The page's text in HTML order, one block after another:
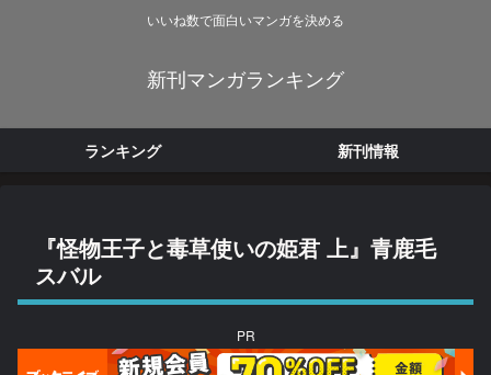
いいね数で面白いマンガを決める
新刊マンガランキング
ランキング 新刊情報
『怪物王子と毒草使いの姫君 上』青鹿毛
スバル
PR